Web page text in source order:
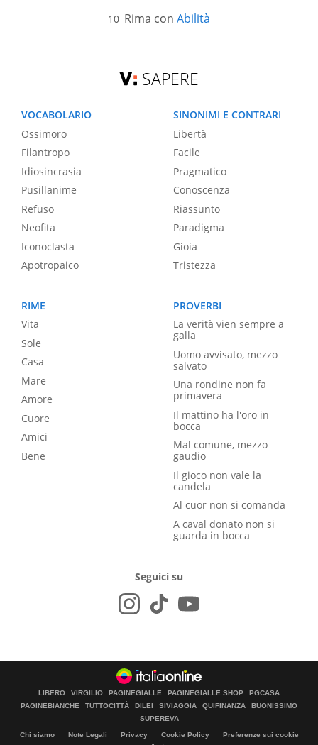
Rima con Abilità
SAPERE
VOCABOLARIO
Ossimoro
Filantropo
Idiosincrasia
Pusillanime
Refuso
Neofita
Iconoclasta
Apotropaico
SINONIMI E CONTRARI
Libertà
Facile
Pragmatico
Conoscenza
Riassunto
Paradigma
Gioia
Tristezza
RIME
Vita
Sole
Casa
Mare
Amore
Cuore
Amici
Bene
PROVERBI
La verità vien sempre a
galla
Uomo avvisato, mezzo
salvato
Una rondine non fa
primavera
Il mattino ha l'oro in
bocca
Mal comune, mezzo
gaudio
Il gioco non vale la
candela
Al cuor non si comanda
A caval donato non si
guarda in bocca
Seguici su
LIBERO VIRGILIO PAGINEGIALLE PAGINEGIALLE SHOP
PGCASA
PAGINEBIANCHE
TUTTOCITTÀ DILEI SIVIAGGIA QUIFINANZA
BUONISSIMO
SUPEREVA
Chi siamo Note Legali Privacy Cookie Policy
Preferenze sui cookie